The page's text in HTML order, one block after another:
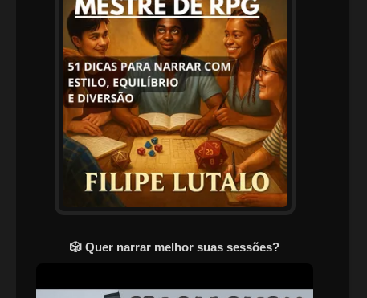
🎲 Quer narrar melhor suas sessões?